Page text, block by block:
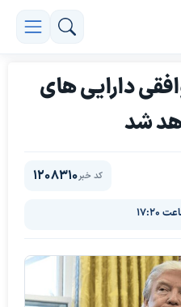
دارایی های
شد
کد خبر1208310